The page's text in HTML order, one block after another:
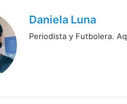
Daniela Luna
Periodista y Futbolera.